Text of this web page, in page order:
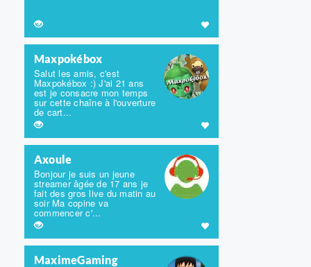
Maxpokébox
Salut les amis, c'est
Maxpokébox :) J'ai 21 ans
est je consacre mon temps
sur cette chaîne à l'ouverture
de cart...
Axoule
Bonjour je suis un jeune
streamer âgée de 17 ans je
fait des gros live du matin au
soir Ma copine va
commencer c'...
MaximeGaming